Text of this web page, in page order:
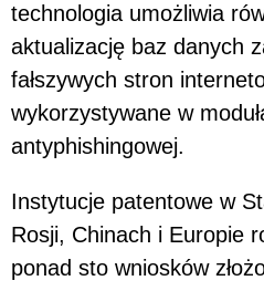
technologia umożliwia
aktualizację baz danych
fałszywych stron
wykorzystywane w
antyphishingowej.
Instytucje patentowe w
Rosji, Chinach i Europie
ponad sto wniosków